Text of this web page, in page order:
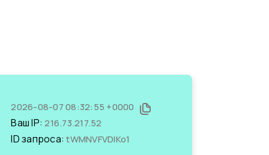
2026-08-07 08:32:55 +0000
Ваш IP:216.73.217.52
ID запроса:tWMNVFVDlKo1